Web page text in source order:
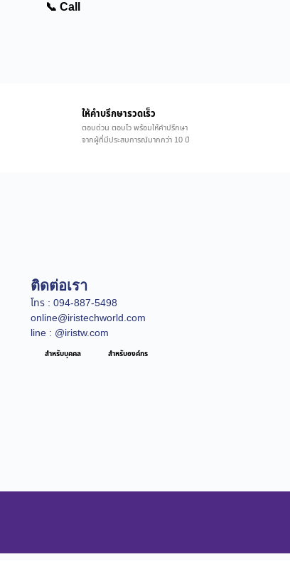
📞 Call
ให้คำบรึกษารวดเร็ว
ตอบด่วน ตอบไว พร้อมให้คำปรึกษา
จากผู้ที่มีประสบการณ์มากกว่า 10 ปี
ติดต่อเรา
โทร : 094-887-5498
online@iristechworld.com
line : @iristw.com
สำหรับบุคคล สำหรับองค์กร